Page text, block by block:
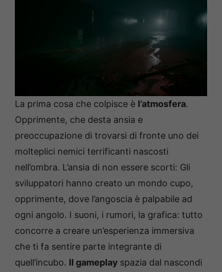
La prima cosa che colpisce è l’atmosfera.
Opprimente, che desta ansia e
preoccupazione di trovarsi di fronte uno dei
molteplici nemici terrificanti nascosti
nell’ombra. L’ansia di non essere scorti: Gli
sviluppatori hanno creato un mondo cupo,
opprimente, dove l’angoscia è palpabile ad
ogni angolo. I suoni, i rumori, la grafica: tutto
concorre a creare un’esperienza immersiva
che ti fa sentire parte integrante di
quell’incubo. Il gameplay spazia dal nascondi